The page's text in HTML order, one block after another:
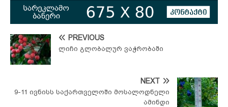
PREVIOUS
ლიჩი გლობალურ ვაჭრობაში
NEXT
9-11 ივნისს საქართველოში მოსალოდნელი
ამინდი